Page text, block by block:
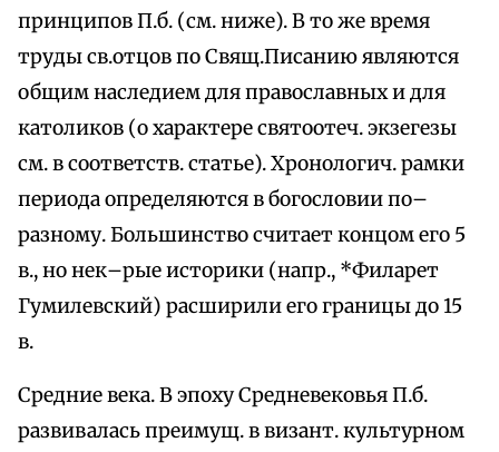
принципов П.б. (см. ниже). В то же время
труды св.отцов по Свящ.Писанию являются
общим наследием для православных и для
католиков (о характере святоотеч. экзегезы
см. в соответств. статье). Хронологич. рамки
периода определяются в богословии по–
разному. Большинство считает концом его 5
в., но нек–рые историки (напр., *Филарет
Гумилевский) расширили его границы до 15
в.
Средние века. В эпоху Средневековья П.б.
развивалась преимущ. в визант. культурном